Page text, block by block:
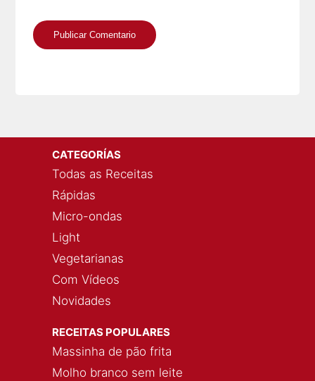
CATEGORÍAS
Todas as Receitas
Rápidas
Micro-ondas
Light
Vegetarianas
Com Vídeos
Novidades
RECEITAS POPULARES
Massinha de pão frita
Molho branco sem leite